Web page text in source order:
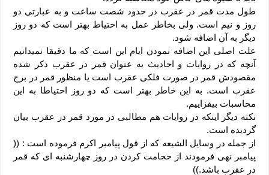
طول مدت قمر در عقرب در حدود شصت ساعت و به عبارتی دو
روز و نیم است. ولی بخاطر عمل به احتیاط بهتر است که دو روز
دیگر به آن اضافه شود.
علت اصلی این اضافه نمودن ایام این است که ما دقیقا نمیدانیم
آنچه که در روایات و احادیث به عنوان قمر در عقرب ذکر شده
مقصودش قمر در صورت فلکی عقرب است یا منظور قمر در برج
عقرب است. به این خاطر بهتر است که دو روز احتیاطا به این
محاسبات بیفزاییم.
نکته دیگر اینکه در روایات هم مطالبی در مورد قمر در عقرب بیان
گردیده است.
از جمله در وسایل الشیعه که از قول پیامبر اکرم فرموده است : ((
پیامبر نهی فرمودند از حجامت کردن در روز چهارشنبه ای که قمر
در عقرب باشد.))